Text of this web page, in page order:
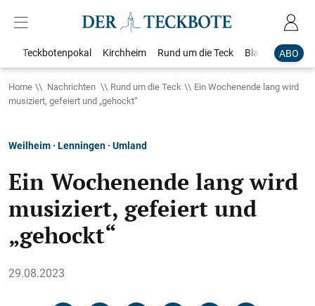
ABO
Teckbotenpokal Kirchheim Rund um die Teck Blaulicht
Home Nachrichten Rund um die Teck
Ein Wochenende lang wird
musiziert, gefeiert und „gehockt“
Weilheim · Lenningen · Umland
Ein Wochenende lang wird
musiziert, gefeiert und
„gehockt“
29.08.2023